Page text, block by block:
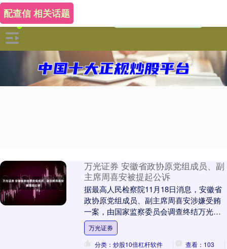
配查信 相关话题
万光证券 安徽省政协原党组成员、副
主席周喜安被提起公诉
据最高人民检察院11月18日消息，安徽省
政协原党组成员、副主席周喜安涉嫌受贿
一案，由国家监察委员会调查终结万光证
券，移送检察机关审查起诉。最高人民检
察院依法以涉....
万光证券
分类：炒股10倍杠杆软件
查看：103